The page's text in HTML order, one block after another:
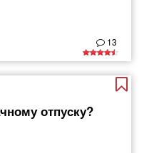
13
отпуску?